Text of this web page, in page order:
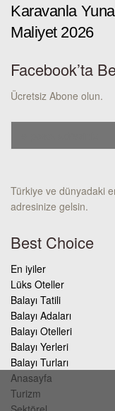
Karavanla
Maliyet 2026
Facebook’ta
Ücretsiz Abone olun.
Türkiye ve dünyadaki
adresinize gelsin.
Best Choice
En iyiler
Lüks Oteller
Balayı Tatili
Balayı Adaları
Balayı Otelleri
Balayı Yerleri
Balayı Turları
Anasayfa
Turizm